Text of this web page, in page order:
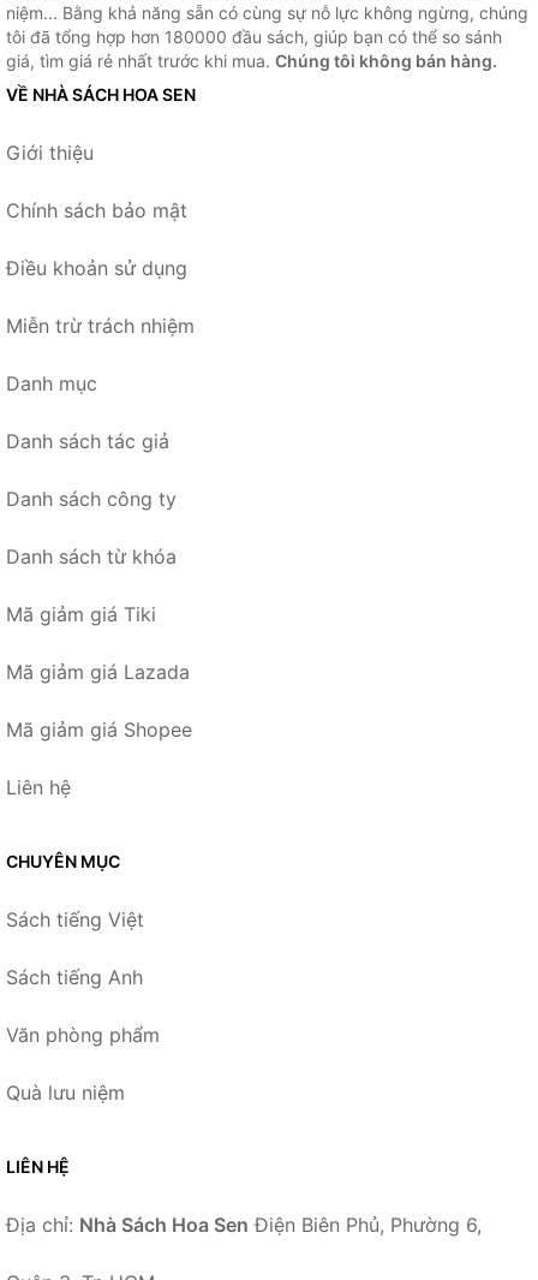
niệm... Bằng khả năng sẵn có cùng sự nỗ lực không ngừng, chúng
tôi đã tổng hợp hơn 180000 đầu sách, giúp bạn có thể so sánh
giá, tìm giá rẻ nhất trước khi mua. Chúng tôi không bán hàng.
VỀ NHÀ SÁCH HOA SEN
Giới thiệu
Chính sách bảo mật
Điều khoản sử dụng
Miễn trừ trách nhiệm
Danh mục
Danh sách tác giả
Danh sách công ty
Danh sách từ khóa
Mã giảm giá Tiki
Mã giảm giá Lazada
Mã giảm giá Shopee
Liên hệ
CHUYÊN MỤC
Sách tiếng Việt
Sách tiếng Anh
Văn phòng phẩm
Quà lưu niệm
LIÊN HỆ
Địa chỉ: Nhà Sách Hoa Sen Điện Biên Phủ, Phường 6,